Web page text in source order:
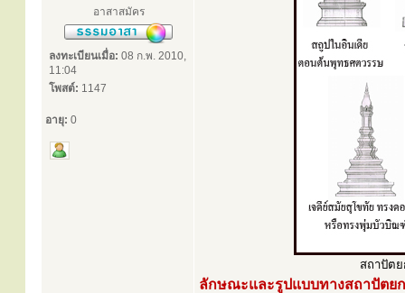
อาสาสมัคร
ลงทะเบียนเมื่อ: 08 ก.พ. 2010,
11:04
โพสต์: 1147
อายุ: 0
สถาปัตย
ลักษณะและรูปแบบทางสถาปัตย